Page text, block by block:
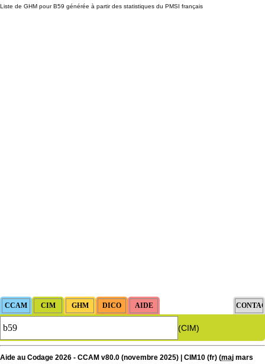
Liste de GHM pour B59 générée à partir des statistiques du PMSI français
(CIM)
Aide au Codage 2026 - CCAM v80.0 (novembre 2025) | CIM10 (fr) (maj mars